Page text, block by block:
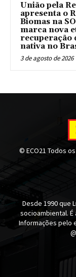
União pela
apresenta o
Biomas na
marca nova
recuperação
nativa no
3 de agosto de 2026
© ECO21 Todos
Desde 1990 que
socioambiental.
Informações pelo